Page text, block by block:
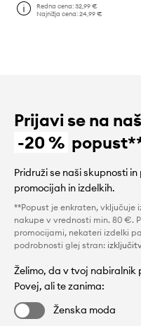
Redna cena:32,99 €
Najnižja cena:24,99 €
Prijavi se na
-20 %
Pridruži se naši skupnosti
promocijah in izdelkih.
**Popust je enkraten, vključuje
nakupe v vrednosti min. 80 €.
promocijami, nekateri izdelki
podrobnosti glej stran:
Želimo, da v tvoj nabiralnik
Povej, ali te zanima:
Ženska moda